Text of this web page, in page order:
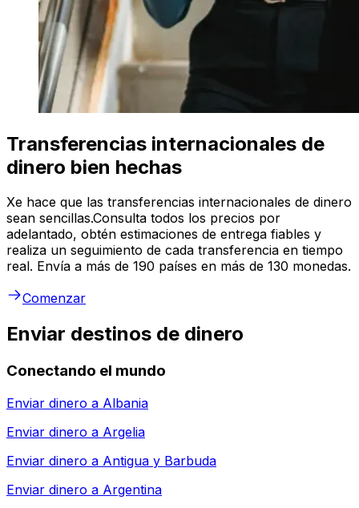
Transferencias internacionales de
dinero bien hechas
Xe hace que las transferencias internacionales de dinero
sean sencillas.Consulta todos los precios por
adelantado, obtén estimaciones de entrega fiables y
realiza un seguimiento de cada transferencia en tiempo
real. Envía a más de 190 países en más de 130 monedas.
Comenzar
Enviar destinos de dinero
Conectando el mundo
Enviar dinero a Albania
Enviar dinero a Argelia
Enviar dinero a Antigua y Barbuda
Enviar dinero a Argentina